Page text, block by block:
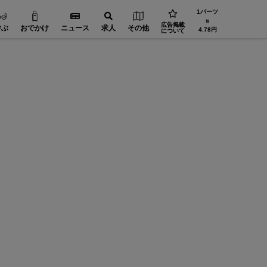
おでかけ ニュース 求人 その他
広告掲載
について
1バーツ
⇅
4.78円